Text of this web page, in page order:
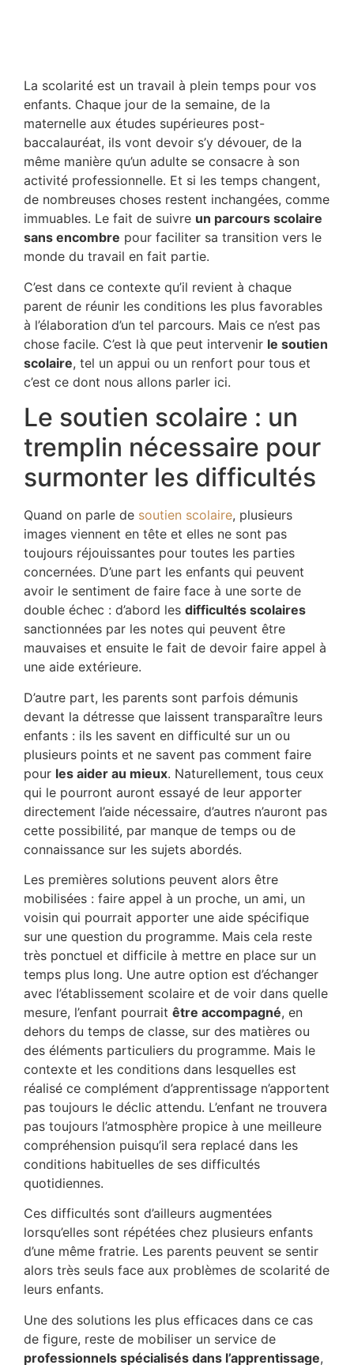
La scolarité est un travail à plein temps pour vos
enfants. Chaque jour de la semaine, de la
maternelle aux études supérieures post-
baccalauréat, ils vont devoir s’y dévouer, de la
même manière qu’un adulte se consacre à son
activité professionnelle. Et si les temps changent,
de nombreuses choses restent inchangées, comme
immuables. Le fait de suivre un parcours scolaire
sans encombre pour faciliter sa transition vers le
monde du travail en fait partie.
C’est dans ce contexte qu’il revient à chaque
parent de réunir les conditions les plus favorables
à l’élaboration d’un tel parcours. Mais ce n’est pas
chose facile. C’est là que peut intervenir le soutien
scolaire, tel un appui ou un renfort pour tous et
c’est ce dont nous allons parler ici.
Le soutien scolaire : un
tremplin nécessaire pour
surmonter les difficultés
Quand on parle de soutien scolaire, plusieurs
images viennent en tête et elles ne sont pas
toujours réjouissantes pour toutes les parties
concernées. D’une part les enfants qui peuvent
avoir le sentiment de faire face à une sorte de
double échec : d’abord les difficultés scolaires
sanctionnées par les notes qui peuvent être
mauvaises et ensuite le fait de devoir faire appel à
une aide extérieure.
D’autre part, les parents sont parfois démunis
devant la détresse que laissent transparaître leurs
enfants : ils les savent en difficulté sur un ou
plusieurs points et ne savent pas comment faire
pour les aider au mieux. Naturellement, tous ceux
qui le pourront auront essayé de leur apporter
directement l’aide nécessaire, d’autres n’auront pas
cette possibilité, par manque de temps ou de
connaissance sur les sujets abordés.
Les premières solutions peuvent alors être
mobilisées : faire appel à un proche, un ami, un
voisin qui pourrait apporter une aide spécifique
sur une question du programme. Mais cela reste
très ponctuel et difficile à mettre en place sur un
temps plus long. Une autre option est d’échanger
avec l’établissement scolaire et de voir dans quelle
mesure, l’enfant pourrait être accompagné, en
dehors du temps de classe, sur des matières ou
des éléments particuliers du programme. Mais le
contexte et les conditions dans lesquelles est
réalisé ce complément d’apprentissage n’apportent
pas toujours le déclic attendu. L’enfant ne trouvera
pas toujours l’atmosphère propice à une meilleure
compréhension puisqu’il sera replacé dans les
conditions habituelles de ses difficultés
quotidiennes.
Ces difficultés sont d’ailleurs augmentées
lorsqu’elles sont répétées chez plusieurs enfants
d’une même fratrie. Les parents peuvent se sentir
alors très seuls face aux problèmes de scolarité de
leurs enfants.
Une des solutions les plus efficaces dans ce cas
de figure, reste de mobiliser un service de
professionnels spécialisés dans l’apprentissage,